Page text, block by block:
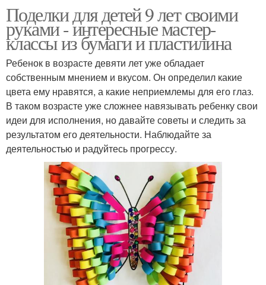
Поделки для детей 9 лет своими
руками - интересные мастер-
классы из бумаги и пластилина
Ребенок в возрасте девяти лет уже обладает
собственным мнением и вкусом. Он определил какие
цвета ему нравятся, а какие неприемлемы для его глаз.
В таком возрасте уже сложнее навязывать ребенку свои
идеи для исполнения, но давайте советы и следить за
результатом его деятельности. Наблюдайте за
деятельностью и радуйтесь прогрессу.